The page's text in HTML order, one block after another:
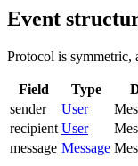
Event
Protocol is symmetric,
Field Type
sender
User
recipient User
message Message